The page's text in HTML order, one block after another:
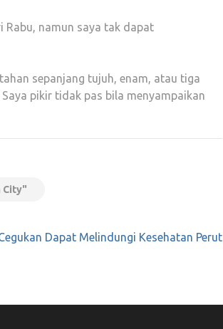
Rabu, namun saya tak dapat
sepanjang tujuh, enam, atau tiga
pikir tidak pas bila menyampaikan
City"
Dapat Melindungi Kesehatan Perut